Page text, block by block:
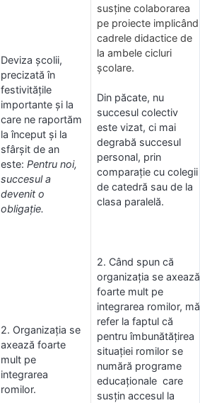
Deviza școlii,
precizată în
festivitățile
importante și la
care ne raportăm
la început și la
sfârșit de an
este: Pentru noi,
succesul a
devenit o
obligație.
2. Organizația se
axează foarte
mult pe
integrarea
romilor.
susține colaborarea
pe proiecte implicând
cadrele didactice de
la ambele cicluri
școlare.
Din păcate, nu
succesul colectiv
este vizat, ci mai
degrabă succesul
personal, prin
comparație cu colegii
de catedră sau de la
clasa paralelă.
2. Când spun că
organizația se axează
foarte mult pe
integrarea romilor, mă
refer la faptul că
pentru îmbunătățirea
situației romilor se
numără programe
educaționale care
susțin accesul la